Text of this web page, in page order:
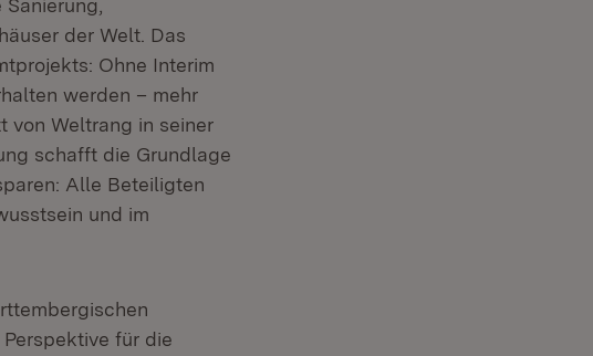
der Welt. Das
Ohne Interim
werden – mehr
von Weltrang in seiner
schafft die Grundlage
Alle Beteiligten
und im
für die